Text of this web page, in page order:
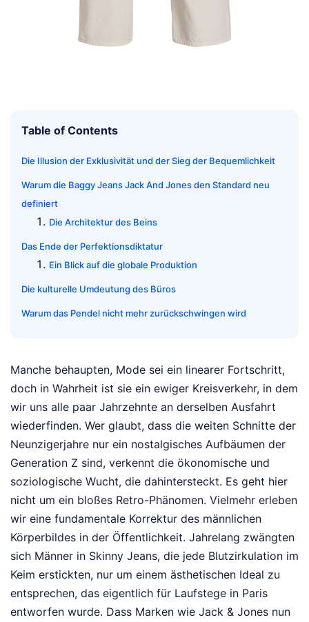
Table of Contents
Die Illusion der Exklusivität und der Sieg der Bequemlichkeit
Warum die Baggy Jeans Jack And Jones den Standard neu
definiert
Die Architektur des Beins
Das Ende der Perfektionsdiktatur
Ein Blick auf die globale Produktion
Die kulturelle Umdeutung des Büros
Warum das Pendel nicht mehr zurückschwingen wird
Manche behaupten, Mode sei ein linearer Fortschritt,
doch in Wahrheit ist sie ein ewiger Kreisverkehr, in dem
wir uns alle paar Jahrzehnte an derselben Ausfahrt
wiederfinden. Wer glaubt, dass die weiten Schnitte der
Neunzigerjahre nur ein nostalgisches Aufbäumen der
Generation Z sind, verkennt die ökonomische und
soziologische Wucht, die dahintersteckt. Es geht hier
nicht um ein bloßes Retro-Phänomen. Vielmehr erleben
wir eine fundamentale Korrektur des männlichen
Körperbildes in der Öffentlichkeit. Jahrelang zwängten
sich Männer in Skinny Jeans, die jede Blutzirkulation im
Keim erstickten, nur um einem ästhetischen Ideal zu
entsprechen, das eigentlich für Laufstege in Paris
entworfen wurde. Dass Marken wie Jack & Jones nun